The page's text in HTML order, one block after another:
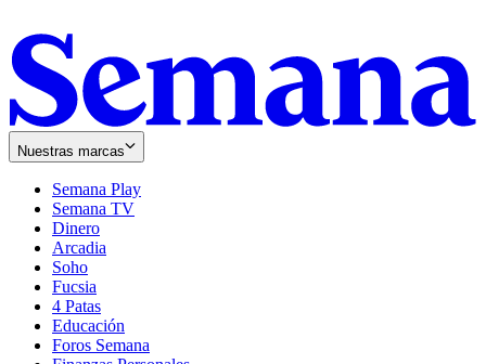
Nuestras marcas
Semana Play
Semana TV
Dinero
Arcadia
Soho
in
new
window
Fucsia
in
new
window
4 Patas
Educación
Foros Semana